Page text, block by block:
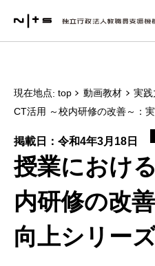
現在地点 top 動画教材 実
CT活用 ～校内研修の改善～：
掲載日：令和4年3月18日
授業におけ
内研修の改
向上シリー